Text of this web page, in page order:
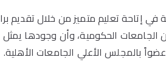
في إتاحة تعليم متميز من خلال
الحكومية، وأن وجودها
بالمجلس الأعلي الجامعات الأهلية.